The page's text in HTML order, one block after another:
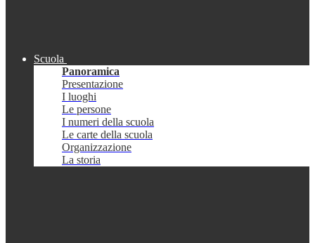
Scuola
Panoramica
Presentazione
I luoghi
Le persone
I numeri della scuola
Le carte della scuola
Organizzazione
La storia